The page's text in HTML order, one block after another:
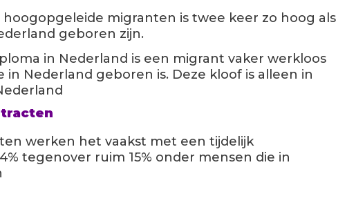
migranten is twee keer zo hoog als
geboren zijn.
in Nederland is een migrant vaker werkloos
Nederland geboren is. Deze kloof is alleen in
werken het vaakst met een tijdelijk
tegenover ruim 15% onder mensen die in